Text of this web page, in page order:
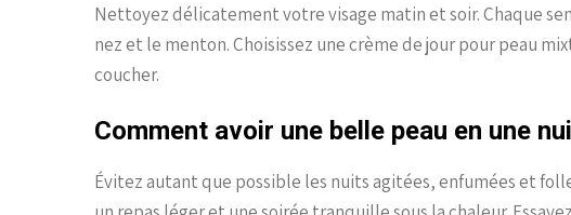
Nettoyez délicatement votre visage matin et soir. Chaque
nez et le menton. Choisissez une crème de jour pour peau
coucher.
Comment avoir une belle peau en une
Évitez autant que possible les nuits agitées, enfumées et